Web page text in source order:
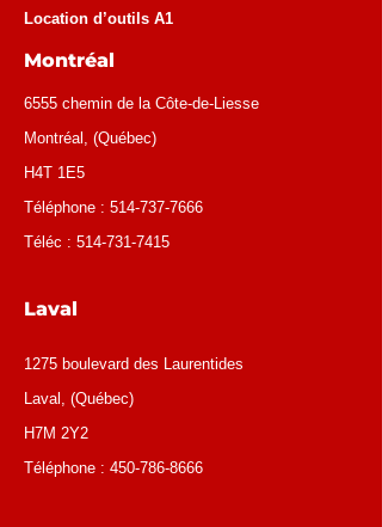
Location d’outils A1
Montréal
6555 chemin de la Côte-de-Liesse
Montréal , (Québec)
H4T 1E5
Téléphone : 514-737-7666
Téléc : 514-731-7415
Laval
1275 boulevard des Laurentides
Laval, (Québec)
H7M 2Y2
Téléphone : 450-786-8666